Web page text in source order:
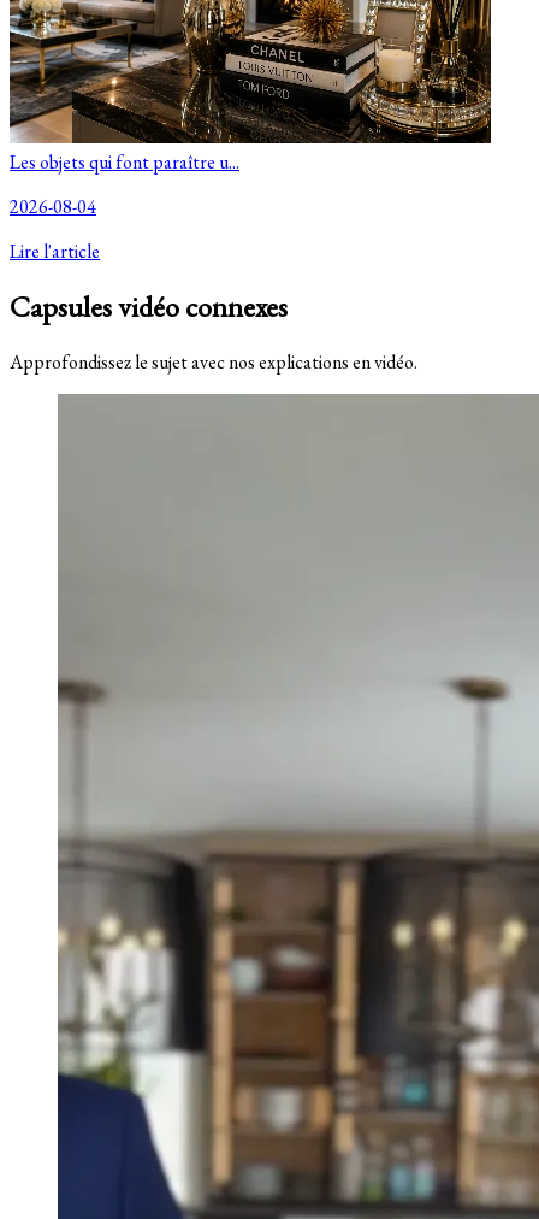
Les objets qui font paraître u...
2026-08-04
Lire l'article
Capsules vidéo connexes
Approfondissez le sujet avec nos explications en vidéo.